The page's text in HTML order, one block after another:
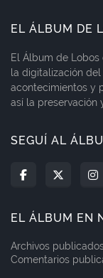
EL ÁLBUM DE
El Álbum de
la digitalización
acontecimientos y
así la preservación
SEGUÍ AL
EL ÁLBUM EN
Archivos
Comentarios